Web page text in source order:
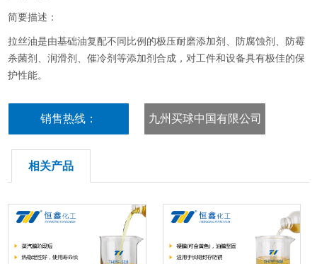
简要描述：
拉丝油是由基础油复配不同比例的极压耐磨添加剂、防腐蚀剂、防霉
杀菌剂、润滑剂、催冷剂等添加剂合成，对工件和设备具有极佳的保
护性能。
销售热线：
18396600176
九州买球中国有限公司
相关产品